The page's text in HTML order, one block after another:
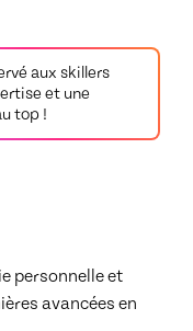
aux skillers
et une
top !
personnelle et
avancées en